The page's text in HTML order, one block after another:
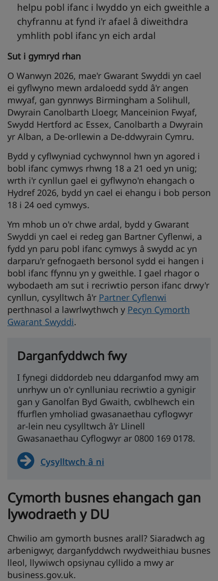
helpu pobl ifanc i lwyddo yn eich gweithle a
chyfrannu at fynd i'r afael â diweithdra
ymhlith pobl ifanc yn eich ardal
Sut i gymryd rhan
O Wanwyn 2026, mae'r Gwarant Swyddi yn cael
ei gyflwyno mewn ardaloedd sydd â'r angen
mwyaf, gan gynnwys Birmingham a Solihull,
Dwyrain Canolbarth Lloegr, Manceinion Fwyaf,
Swydd Hertford ac Essex, Canolbarth a Dwyrain
yr Alban, a De-orllewin a De-ddwyrain Cymru.
Bydd y cyflwyniad cychwynnol hwn yn agored i
bobl ifanc cymwys rhwng 18 a 21 oed yn unig;
wrth i'r cynllun gael ei gyflwyno'n ehangach o
Hydref 2026, bydd yn cael ei ehangu i bob person
18 i 24 oed cymwys.
Ym mhob un o'r chwe ardal, bydd y Gwarant
Swyddi yn cael ei redeg gan Bartner Cyflenwi, a
fydd yn paru pobl ifanc cymwys â swydd ac yn
darparu'r gefnogaeth bersonol sydd ei hangen i
bobl ifanc ffynnu yn y gweithle. I gael rhagor o
wybodaeth am sut i recriwtio person ifanc drwy'r
cynllun, cysylltwch â'r Partner Cyflenwi
perthnasol a lawrlwythwch y Pecyn Cymorth
Gwarant Swyddi.
Darganfyddwch fwy
I fynegi diddordeb neu ddarganfod mwy am
unrhyw un o'r cynlluniau recriwtio a gynigir
gan y Ganolfan Byd Gwaith, cwblhewch ein
ffurflen ymholiad gwasanaethau cyflogwyr
ar-lein neu cysylltwch â'r Llinell
Gwasanaethau Cyflogwyr ar 0800 169 0178.
Cysylltwch â ni
Cymorth busnes ehangach gan
lywodraeth y DU
Chwilio am gymorth busnes arall? Siaradwch ag
arbenigwyr, darganfyddwch rwydweithiau busnes
lleol, llywiwch opsiynau cyllido a mwy ar
business.gov.uk.